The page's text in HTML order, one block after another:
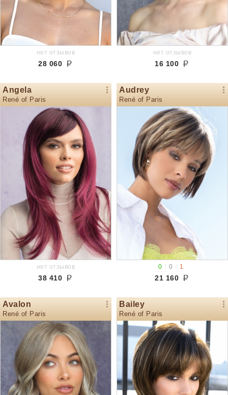
нет отзывов
28 060
нет отзывов
16 100
Angela
René of Paris
нет отзывов
38 410
Audrey
René of Paris
0 ↑0 ↓ 1
21 160
Avalon
René of Paris
Bailey
René of Paris